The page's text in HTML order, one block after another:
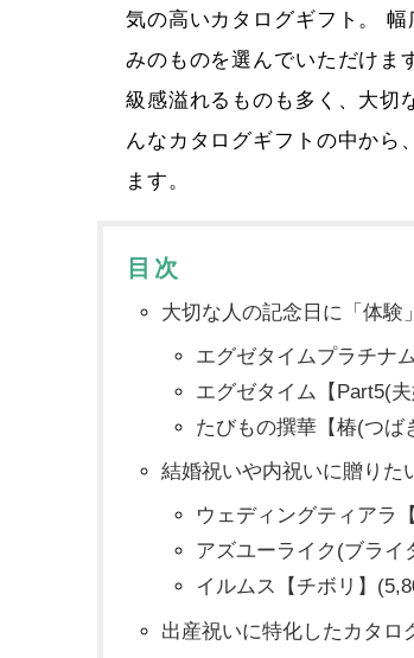
気の高いカタログギフト。
みのものを選んでいただけま
級感溢れるものも多く、大切
んなカタログギフトの中から
ます。
目次
大切な人の記念日に「体験
エグゼタイムプラチナ
エグゼタイム【Part5(
たびもの撰華【椿(つば
結婚祝いや内祝いに贈りた
ウェディングティアラ
アズユーライク(ブライ
イルムス【チボリ】
出産祝いに特化したカタロ